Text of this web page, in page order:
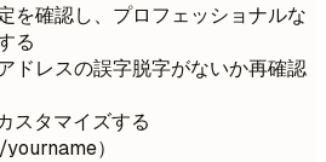
を確認し、プロフェッショナルな
る
ドレスの誤字脱字がないか再確認
スタマイズする
）